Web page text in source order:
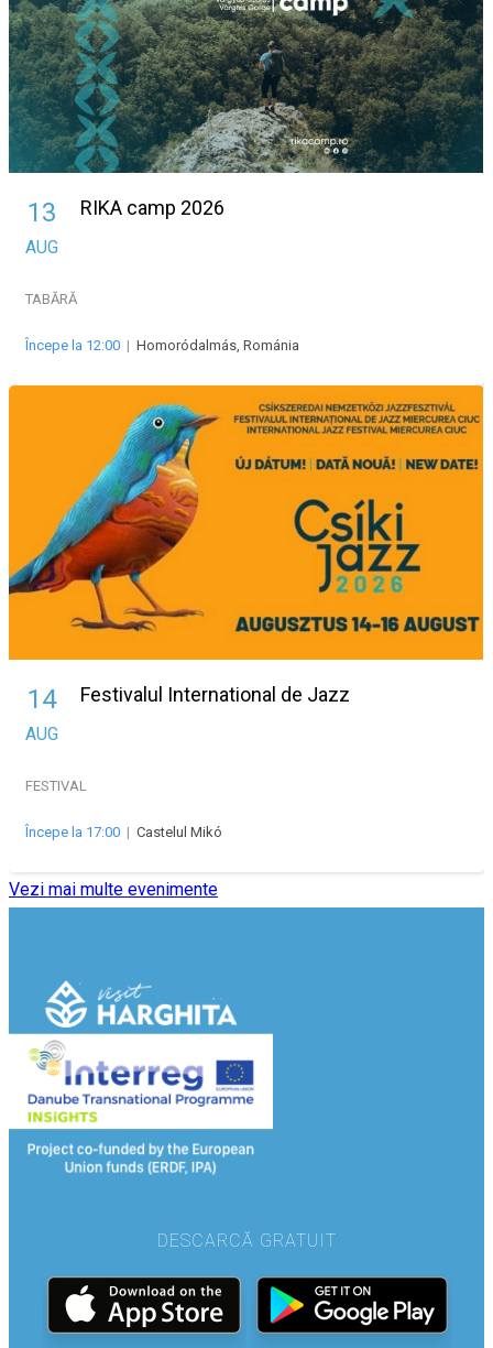
13
AUG
RIKA camp 2026
TABĂRĂ
Începe la 12:00 | Homoródalmás, Románia
14
AUG
Festivalul International de Jazz
FESTIVAL
Începe la 17:00 | Castelul Mikó
Vezi mai multe evenimente
DESCARCĂ GRATUIT